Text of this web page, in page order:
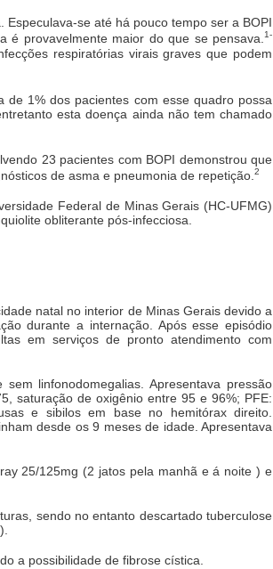
se até há pouco tempo ser a BOPI
é provavelmente maior do que se pensava. 1-
respiratórias virais graves que podem
1% dos pacientes com esse quadro possa
esta doença ainda não tem chamado
23 pacientes com BOPI demonstrou que
de asma e pneumonia de repetição. 2
Federal de Minas Gerais (HC-UFMG)
obliterante pós-infecciosa.
natal no interior de Minas Gerais devido a
durante a internação. Após esse episódio
em serviços de pronto atendimento com
linfonodomegalias. Apresentava pressão
saturação de oxigênio entre 95 e 96%; PFE:
e sibilos em base no hemitórax direito.
desde os 9 meses de idade. Apresentava
25/125mg (2 jatos pela manhã e á noite ) e
sendo no entanto descartado tuberculose
a possibilidade de fibrose cística.